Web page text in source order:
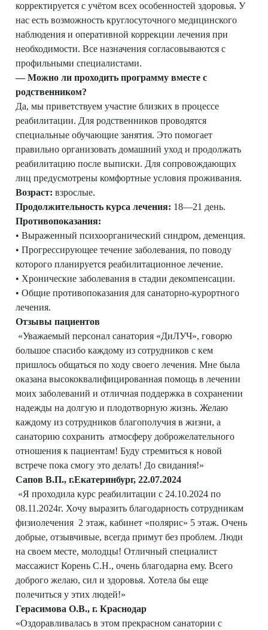
корректируется с учётом всех особенностей здоровья. У
нас есть возможность круглосуточного медицинского
наблюдения и оперативной коррекции лечения при
необходимости. Все назначения согласовываются с
профильными специалистами.
— Можно ли проходить программу вместе с
родственником?
Да, мы приветствуем участие близких в процессе
реабилитации. Для родственников проводятся
специальные обучающие занятия. Это помогает
правильно организовать домашний уход и продолжать
реабилитацию после выписки. Для сопровождающих
лиц предусмотрены комфортные условия проживания.
Возраст: взрослые.
Продолжительность курса лечения: 18—21 день.
Противопоказания:
• Выраженный психоорганический синдром, деменция.
• Прогрессирующее течение заболевания, по поводу
которого планируется реабилитационное лечение.
• Хронические заболевания в стадии декомпенсации.
• Общие противопоказания для санаторно-курортного
лечения.
Отзывы пациентов
«Уважаемый персонал санатория «ДиЛУЧ», говорю
большое спасибо каждому из сотрудников с кем
пришлось общаться по ходу своего лечения. Мне была
оказана высококвалифицированная помощь в лечении
моих заболеваний и отличная поддержка в сохранении
надежды на долгую и плодотворную жизнь. Желаю
каждому из сотрудников благополучия в жизни, а
санаторию сохранить атмосферу доброжелательного
отношения к пациентам! Буду стремиться к новой
встрече пока смогу это делать! До свидания!»
Сапов В.П., г.Екатеринбург, 22.07.2024
«Я проходила курс реабилитации с 24.10.2024 по
08.11.2024г. Хочу выразить благодарность сотрудникам
физиолечения 2 этаж, кабинет «полярис» 5 этаж. Очень
добрые, отзывчивые, всегда примут без проблем. Люди
на своем месте, молодцы! Отличный специалист
массажист Корень С.Н., очень благодарна ему. Всего
доброго желаю, сил и здоровья. Хотела бы еще
полечиться у этих людей!»
Герасимова О.В., г. Краснодар
«Оздоравливалась в этом прекрасном санатории с